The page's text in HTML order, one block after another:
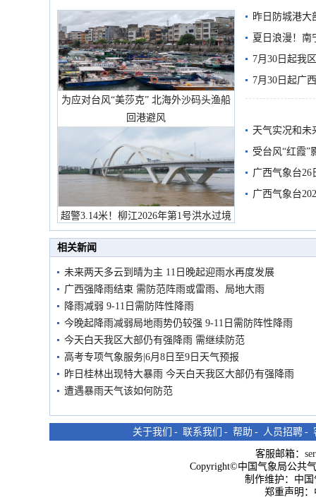
为应对台风“美莎克” 北海外沙码头渔船
回港避风
超警3.14米！柳江2026年第1号洪水过境
市民在堤岸见证汛况
昨日防城港大
雨
夏日浪漫！南
7月30日起我
7月30日起广
天气实况和未
受台风“红霞”
有较强降雨
广西气象台26
广西气象台
相关新闻
未来两天多云到晴为主 11日晚起迎雨水再度发展
广西强降雨结束 需防范阵雨或雷雨、局地大雨
降雨减弱 9-11日需防阵性降雨
今晚起降雨减弱局地雨势仍较强 9-11日需防阵性降雨
今天白天我区大部仍有强降雨 需继续防范
高考专项气象服务|6月8日至9日天气预报
昨日桂林出现特大暴雨 今天白天我区大部仍有强降雨
遭遇暴雨天气该如何防范
关于我们 - 联系我们 - 帮助 - 人员招聘 -
客服邮箱：
Copyright©中国气象局公共
制作维护：中
郑重声明